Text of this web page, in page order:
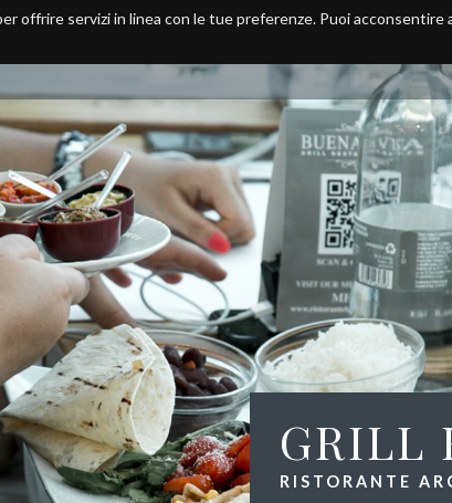
GRILL
RISTORANTE
offrire servizi in linea con le tue preferenze. Puoi acconsentire